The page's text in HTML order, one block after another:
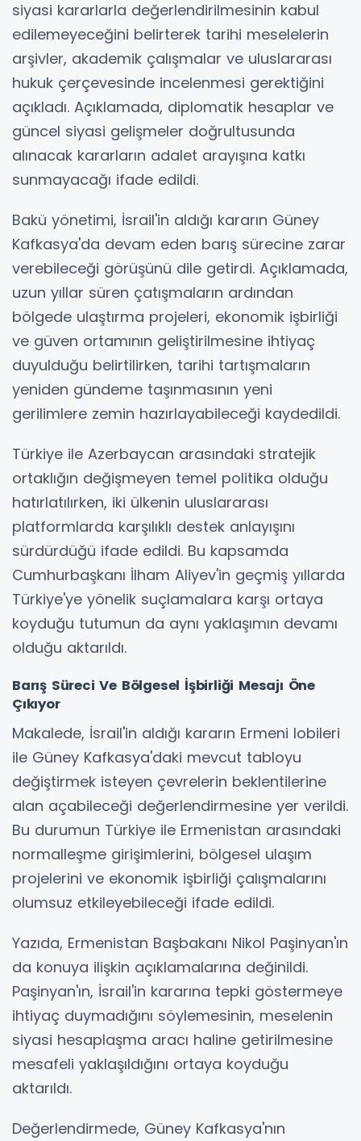
siyasi kararlarla değerlendirilmesinin kabul
edilemeyeceğini belirterek tarihi meselelerin
arşivler, akademik çalışmalar ve uluslararası
hukuk çerçevesinde incelenmesi gerektiğini
açıkladı. Açıklamada, diplomatik hesaplar ve
güncel siyasi gelişmeler doğrultusunda
alınacak kararların adalet arayışına katkı
sunmayacağı ifade edildi.
Bakü yönetimi, İsrail'in aldığı kararın Güney
Kafkasya'da devam eden barış sürecine zarar
verebileceği görüşünü dile getirdi. Açıklamada,
uzun yıllar süren çatışmaların ardından
bölgede ulaştırma projeleri, ekonomik işbirliği
ve güven ortamının geliştirilmesine ihtiyaç
duyulduğu belirtilirken, tarihi tartışmaların
yeniden gündeme taşınmasının yeni
gerilimlere zemin hazırlayabileceği kaydedildi.
Türkiye ile Azerbaycan arasındaki stratejik
ortaklığın değişmeyen temel politika olduğu
hatırlatılırken, iki ülkenin uluslararası
platformlarda karşılıklı destek anlayışını
sürdürdüğü ifade edildi. Bu kapsamda
Cumhurbaşkanı İlham Aliyev'in geçmiş yıllarda
Türkiye'ye yönelik suçlamalara karşı ortaya
koyduğu tutumun da aynı yaklaşımın devamı
olduğu aktarıldı.
Barış Süreci Ve Bölgesel İşbirliği Mesajı Öne
Çıkıyor
Makalede, İsrail'in aldığı kararın Ermeni lobileri
ile Güney Kafkasya'daki mevcut tabloyu
değiştirmek isteyen çevrelerin beklentilerine
alan açabileceği değerlendirmesine yer verildi.
Bu durumun Türkiye ile Ermenistan arasındaki
normalleşme girişimlerini, bölgesel ulaşım
projelerini ve ekonomik işbirliği çalışmalarını
olumsuz etkileyebileceği ifade edildi.
Yazıda, Ermenistan Başbakanı Nikol Paşinyan'ın
da konuya ilişkin açıklamalarına değinildi.
Paşinyan'ın, İsrail'in kararına tepki göstermeye
ihtiyaç duymadığını söylemesinin, meselenin
siyasi hesaplaşma aracı haline getirilmesine
mesafeli yaklaşıldığını ortaya koyduğu
aktarıldı.
Değerlendirmede, Güney Kafkasya'nın